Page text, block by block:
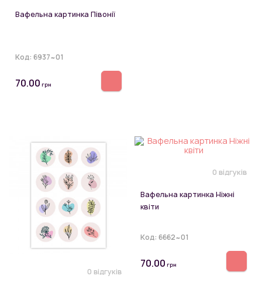
Вафельна картинка Півонії
Код: 6937~01
70.00 грн
0 відгуків
0 відгуків
Вафельна картинка Ніжні
квіти
Код: 6662~01
70.00 грн